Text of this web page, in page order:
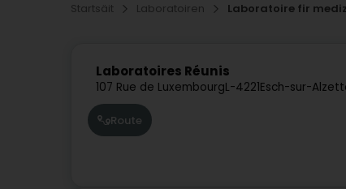
Startsäit Laboratoiren Laboratoire fir
Laboratoires Réunis
107 Rue de LuxembourgL-4221Esch-sur-
Route